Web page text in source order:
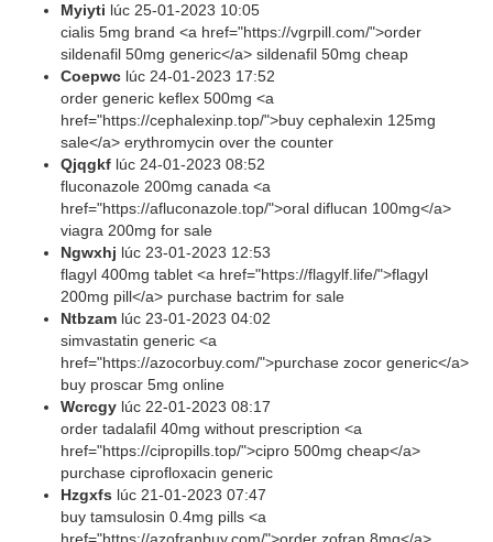
Myiyti lúc 25-01-2023 10:05
cialis 5mg brand <a href="https://vgrpill.com/">order
sildenafil 50mg generic</a> sildenafil 50mg cheap
Coepwc lúc 24-01-2023 17:52
order generic keflex 500mg <a
href="https://cephalexinp.top/">buy cephalexin 125mg
sale</a> erythromycin over the counter
Qjqgkf lúc 24-01-2023 08:52
fluconazole 200mg canada <a
href="https://afluconazole.top/">oral diflucan 100mg</a>
viagra 200mg for sale
Ngwxhj lúc 23-01-2023 12:53
flagyl 400mg tablet <a href="https://flagylf.life/">flagyl
200mg pill</a> purchase bactrim for sale
Ntbzam lúc 23-01-2023 04:02
simvastatin generic <a
href="https://azocorbuy.com/">purchase zocor generic</a>
buy proscar 5mg online
Wcrcgy lúc 22-01-2023 08:17
order tadalafil 40mg without prescription <a
href="https://cipropills.top/">cipro 500mg cheap</a>
purchase ciprofloxacin generic
Hzgxfs lúc 21-01-2023 07:47
buy tamsulosin 0.4mg pills <a